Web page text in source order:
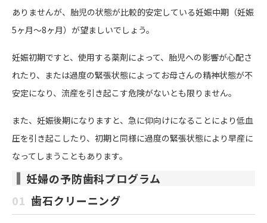
ありませんが、胎児の状態が比較的安定している妊娠中期（妊娠
5ヶ月～8ヶ月）が望ましいでしょう。
妊娠初期ですと、使用する薬剤によって、胎児への影響が心配さ
れたり、または過度の緊張状態によってお母さんの精神状態が不
安定になり、流産を引き起こす危険がないとも限りません。
また、妊娠後期になりますと、急に仰向けになることにより低血
圧を引き起こしたり、初期と同様に過度の緊張状態により早産に
なってしまうこともあります。
妊婦の予防歯科プログラム
01 歯石クリーニング